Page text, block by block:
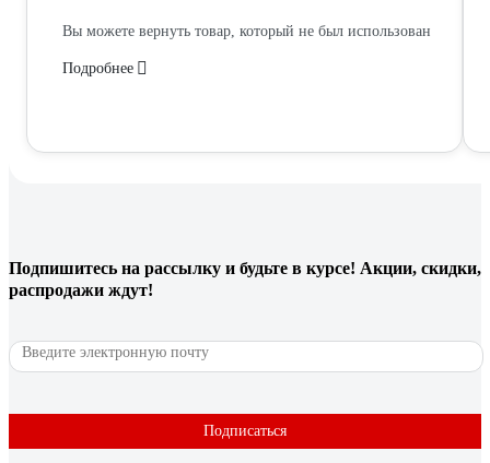
Вы можете вернуть товар, который не был использован
Подробнее
Подпишитесь на рассылку и будьте в курсе! Акции, скидки,
распродажи ждут!
Подписаться